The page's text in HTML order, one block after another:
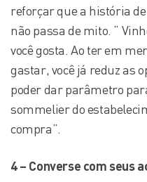
reforçar que a história
não passa de mito. “
você gosta. Ao ter em
gastar, você já reduz as
poder dar parâmetro
sommelier do
compra”.
4 – Converse com seus